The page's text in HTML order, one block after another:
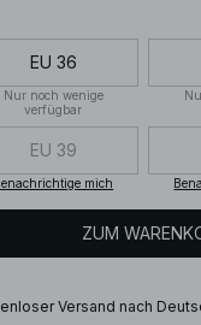
EU 36
Nur noch wenige
verfügbar
EU 39
mich
ZUM
Versand nach